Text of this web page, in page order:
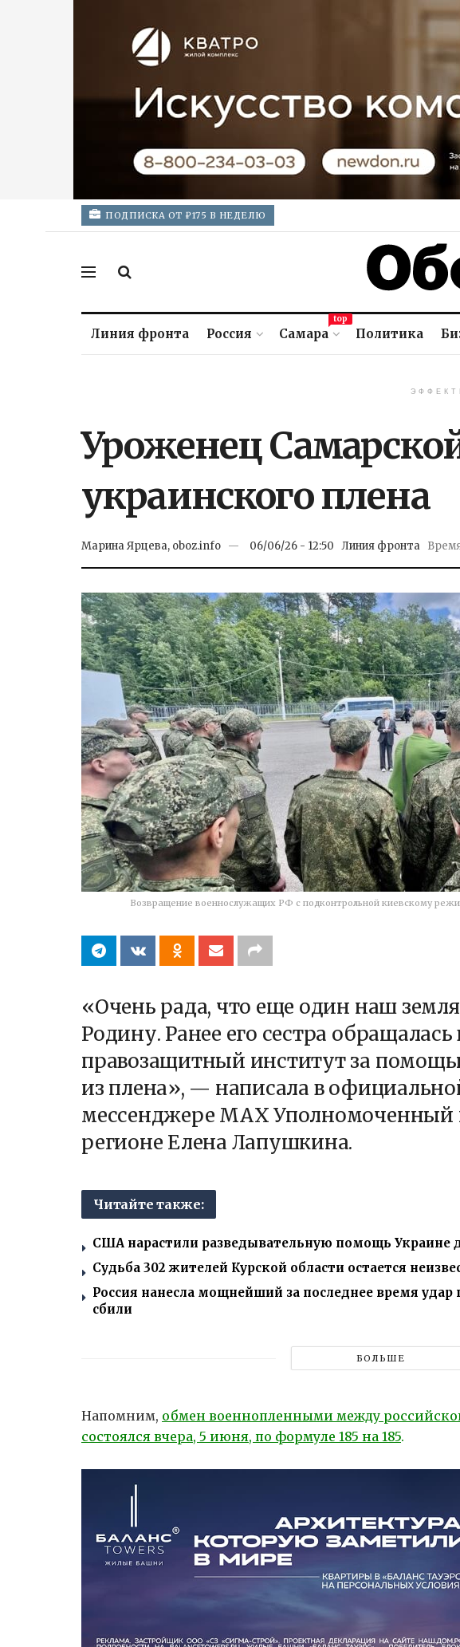
ПОДПИСКА ОТ ₽175 В НЕДЕЛЮ
Линия фронта Россия Самара
top
Политика
Уроженец
украинского плена
Марина Ярцева, oboz.info 06/06/26 - 12:50 Линия фронта
Возвращение военнослужащих РФ с подконтрольной киевскому
«Очень рада, что еще один наш
Родину. Ранее его сестра
правозащитный институт за
из плена», — написала в
мессенджере МАХ Уполномоченный
регионе Елена Лапушкина.
Читайте также:
США нарастили разведывательную помощь Украине
Судьба 302 жителей Курской области остается
Россия нанесла мощнейший за последнее время удар
сбили
БОЛЬШЕ
Напомним, обмен военнопленными между
состоялся вчера, 5 июня, по формуле 185 на 185.